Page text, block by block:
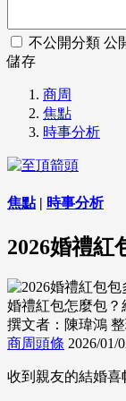
不公開分類 公
儲存
商周
焦點
時事分析
焦點| 時事分析
2026婚禮紅
婚禮紅包怎麼包？
撰文者：陳瑋鴻
商周頭條 2026/01/
收到親友的結婚